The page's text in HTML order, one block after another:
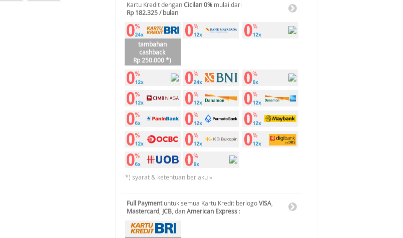
Kartu Kredit denganCicilan 0% mulai dari
Rp 182.325 / bulan
tambahan
cashback
Rp 250.000 *)
*) syarat & ketentuan berlaku »
Full Paymentuntuk semua Kartu Kredit berlogoVISA
Mastercard JCB , danAmerican Express :